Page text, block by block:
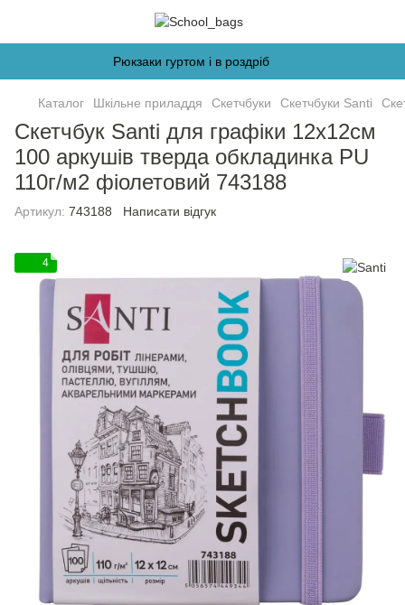
Рюкзаки гуртом і в роздріб
Каталог Шкільне приладдя Скетчбуки Скетчбуки Santi
Скетчбук Santi для графіки 12х12см
100 аркушів тверда обкладинка PU
110г/м2 фіолетовий 743188
Артикул: 743188 Написати відгук
4